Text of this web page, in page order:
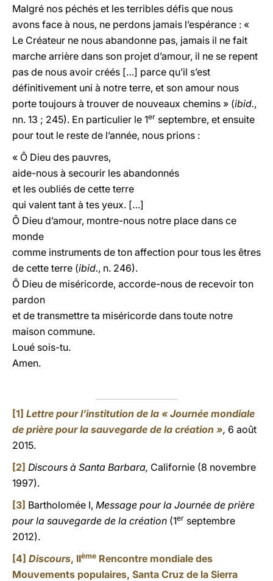
Malgré nos péchés et les terribles défis que nous
avons face à nous, ne perdons jamais l’espérance : «
Le Créateur ne nous abandonne pas, jamais il ne fait
marche arrière dans son projet d’amour, il ne se repent
pas de nous avoir créés […] parce qu’il s’est
définitivement uni à notre terre, et son amour nous
porte toujours à trouver de nouveaux chemins » (ibid.,
nn. 13 ; 245). En particulier le 1er septembre, et ensuite
pour tout le reste de l’année, nous prions :
« Ô Dieu des pauvres,
aide-nous à secourir les abandonnés
et les oubliés de cette terre
qui valent tant à tes yeux. […]
Ô Dieu d’amour, montre-nous notre place dans ce
monde
comme instruments de ton affection pour tous les êtres
de cette terre (ibid., n. 246).
Ô Dieu de miséricorde, accorde-nous de recevoir ton
pardon
et de transmettre ta miséricorde dans toute notre
maison commune.
Loué sois-tu.
Amen.
[1] Lettre pour l’institution de la « Journée mondiale
de prière pour la sauvegarde de la création », 6 août
2015.
[2] Discours à Santa Barbara, Californie (8 novembre
1997).
[3] Bartholomée I, Message pour la Journée de prière
pour la sauvegarde de la création (1er septembre
2012).
[4] Discours, IIème Rencontre mondiale des
Mouvements populaires, Santa Cruz de la Sierra